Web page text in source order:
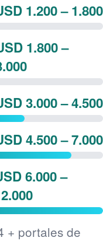
1.200 – 1.800
1.800 –
3.000 – 4.500
4.500 – 7.000
6.000 –
+ portales de